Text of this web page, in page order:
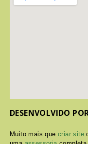
DESENVOLVIDO
Muito mais quecriar site